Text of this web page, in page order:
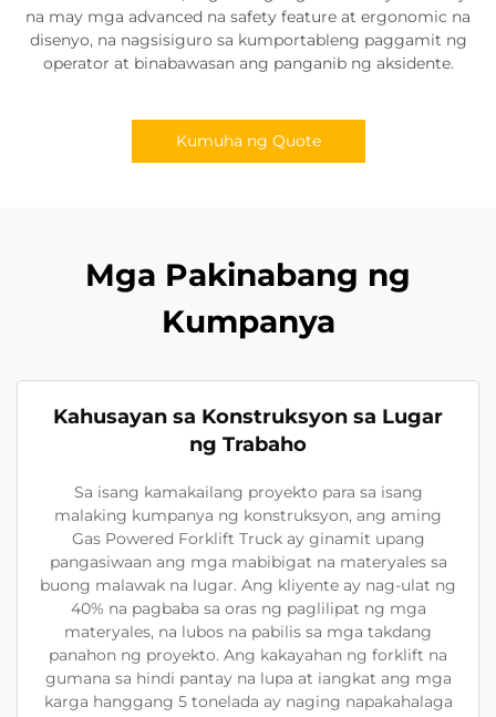
na may mga advanced na safety feature at ergonomic na
disenyo, na nagsisiguro sa kumportableng paggamit ng
operator at binabawasan ang panganib ng aksidente.
Kumuha ng Quote
Mga Pakinabang ng
Kumpanya
Kahusayan sa Konstruksyon sa Lugar
ng Trabaho
Sa isang kamakailang proyekto para sa isang
malaking kumpanya ng konstruksyon, ang aming
Gas Powered Forklift Truck ay ginamit upang
pangasiwaan ang mga mabibigat na materyales sa
buong malawak na lugar. Ang kliyente ay nag-ulat ng
40% na pagbaba sa oras ng paglilipat ng mga
materyales, na lubos na pabilis sa mga takdang
panahon ng proyekto. Ang kakayahan ng forklift na
gumana sa hindi pantay na lupa at iangkat ang mga
karga hanggang 5 tonelada ay naging napakahalaga